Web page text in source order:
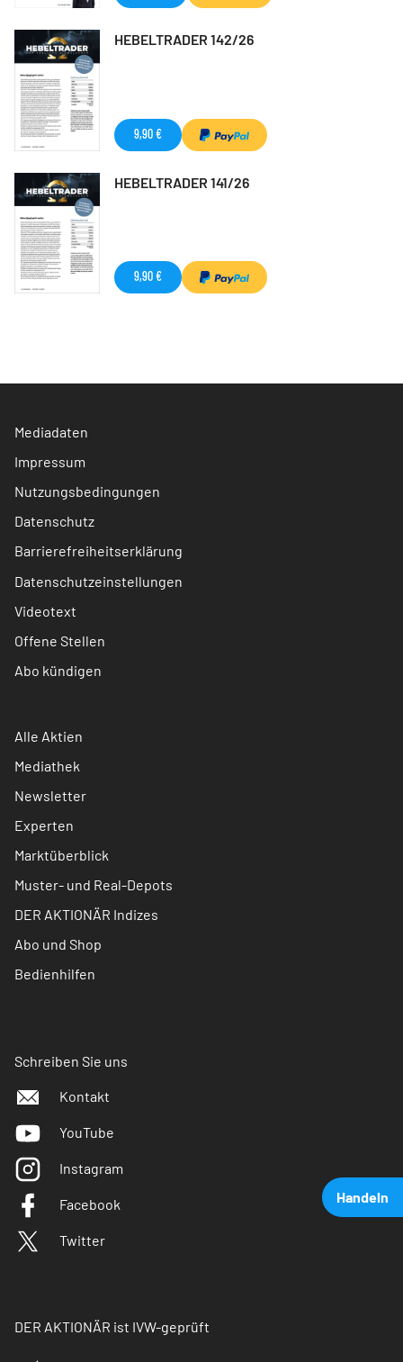
Handeln
HEBELTRADER 142/26
9,90 €
HEBELTRADER 141/26
9,90 €
Mediadaten
Impressum
Nutzungsbedingungen
Datenschutz
Barrierefreiheitserklärung
Datenschutzeinstellungen
Videotext
Offene Stellen
Abo kündigen
Alle Aktien
Mediathek
Newsletter
Experten
Marktüberblick
Muster- und Real-Depots
DER AKTIONÄR Indizes
Abo und Shop
Bedienhilfen
Schreiben Sie uns
Kontakt
YouTube
Instagram
Facebook
Twitter
DER AKTIONÄR ist IVW-geprüft